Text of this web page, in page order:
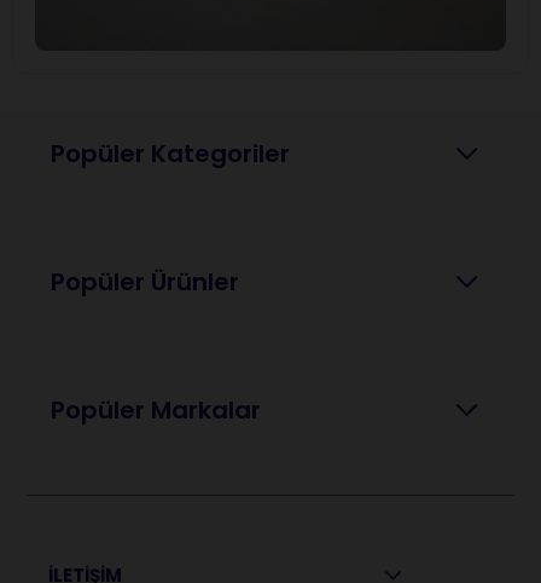
Popüler Kategoriler
Popüler Ürünler
Popüler Markalar
İLETİŞİM